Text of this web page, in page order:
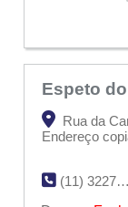
Espeto
Rua da
Endereço
(11) 3227-1911 ?